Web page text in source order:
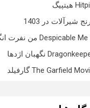
در 1403